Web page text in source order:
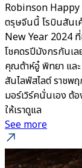
Robinson
ตรุษจีนนี้ โรบินสัน
New Year 2024
โชคดรปีมังกรกันเ
คุณต้าห์อู๋ พิทยา แล
สันไลฟ์สไลต์ ราชพ
มอร์เวิร์คนั่นเอง ต้
ให้เราดูแล
See more